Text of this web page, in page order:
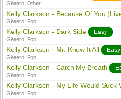
Gênero:Other
Kelly Clarkson - Because Of You
Gênero: Pop
Kelly Clarkson - Dark Side Easy
Gênero: Pop
Kelly Clarkson - Mr. Know It All Easy
Gênero: Pop
Kelly Clarkson - Catch My Breath
Gênero: Pop
Kelly Clarkson - My Life Would Suck
Gênero: Pop